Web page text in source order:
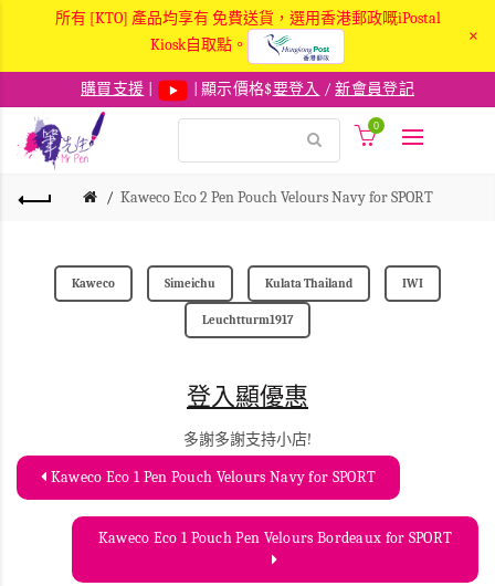
所有 [KTO] 產品均享有 免費送貨，選用香港郵政嘅iPostal
Kiosk自取點。
×
購買支援 | 顯示價格$要登入 /新會員登記
0
Kaweco Eco 2 Pen Pouch Velours Navy for SPORT
Kaweco Simeichu Kulata Thailand IWI
Leuchtturm1917
登入顯優惠
多謝多謝支持小店!
Kaweco Eco 1 Pen Pouch Velours Navy for SPORT
Kaweco Eco 1 Pouch Pen Velours Bordeaux for SPORT